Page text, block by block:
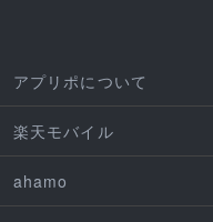
アプリポについて
楽天モバイル
ahamo